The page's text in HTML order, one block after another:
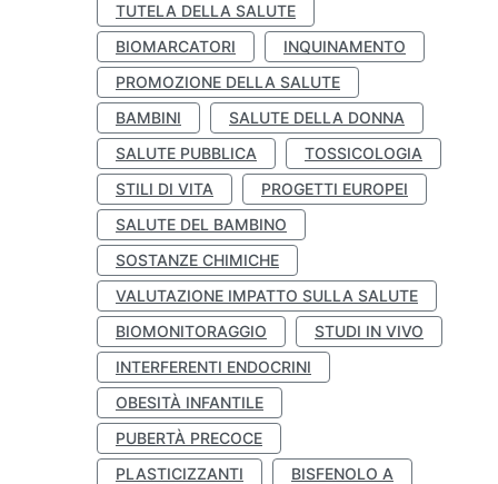
TUTELA DELLA SALUTE
BIOMARCATORI
INQUINAMENTO
PROMOZIONE DELLA SALUTE
BAMBINI
SALUTE DELLA DONNA
SALUTE PUBBLICA
TOSSICOLOGIA
STILI DI VITA
PROGETTI EUROPEI
SALUTE DEL BAMBINO
SOSTANZE CHIMICHE
VALUTAZIONE IMPATTO SULLA SALUTE
BIOMONITORAGGIO
STUDI IN VIVO
INTERFERENTI ENDOCRINI
OBESITÀ INFANTILE
PUBERTÀ PRECOCE
PLASTICIZZANTI
BISFENOLO A